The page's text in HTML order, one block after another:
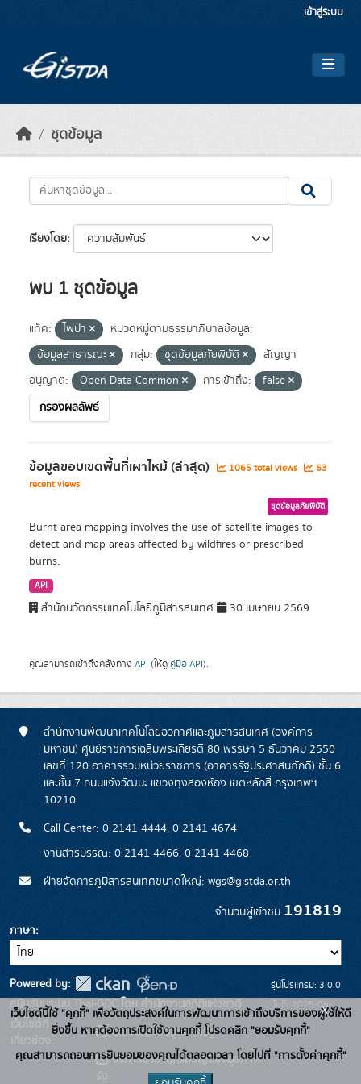
เข้าสู่ระบบ
ชุดข้อมูล
เรียงโดย
พบ 1 ชุดข้อมูล
แท็ค: ไฟป่า
หมวดหมู่ตามธรรมาภิบาลข้อมูล:
ข้อมูลสาธารณะ
กลุ่ม: ชุดข้อมูลภัยพิบัติ
สัญญา
อนุญาต:
Open Data Common การเข้าถึง:
false
กรองผลลัพธ์
ข้อมูลขอบเขตพื้นที่เผาไหม้ (ล่าสุด) 1065 total views
63
recent views
ชุดข้อมูลภัยพิบัติ
Burnt area mapping involves the use of satellite images to
detect and map areas affected by wildfires or prescribed
burns.
API
สำนักนวัตกรรมเทคโนโลยีภูมิสารสนเทศ 30 เมษายน 2569
คุณสามารถเข้าถึงคลังทาง API (ให้ดู คู่มือ API).
สำนักงานพัฒนาเทคโนโลยีอวกาศและภูมิสารสนเทศ (องค์การ
มหาชน) ศูนย์ราชการเฉลิมพระเกียรติ 80 พรรษา 5 ธันวาคม 2550
เลขที่ 120 อาคารรวมหน่วยราชการ (อาคารรัฐประศาสนภักดี) ชั้น 6
และชั้น 7 ถนนแจ้งวัฒนะ แขวงทุ่งสองห้อง เขตหลักสี่ กรุงเทพฯ
10210
Call Center: 0 2141 4444, 0 2141 4674
งานสารบรรณ: 0 2141 4466, 0 2141 4468
ฝ่ายจัดการภูมิสารสนเทศขนาดใหญ่: wgs@gistda.or.th
จำนวนผู้เข้าชม 191819
ภาษา
Powered by:
สนับสนุนระบบ Thai-GDC โดย สำนักงานสถิติแห่งชาติ
เว็บไซต์ที่
เกี่ยวข้อง:
ระบบบัญชีข้อมูลภาครัฐ
บริการนามานุกรมบัญชีข้อมูลภาค
รุ่นโปรแกรม: 3.0.0
วันที่: 2025-06-
26
เว็บไซต์นี้ใช้ "คุกกี้" เพื่อวัตถุประสงค์ในการพัฒนาการเข้าถึงบริการของผู้ใช้ให้ดี
ยิ่งขึ้น หากต้องการเปิดใช้งานคุกกี้ โปรดคลิก "ยอมรับคุกกี้"
คุณสามารถถอนการยินยอมของคุณได้ตลอดเวลา โดยไปที่ "การตั้งค่าคุกกี้"
x